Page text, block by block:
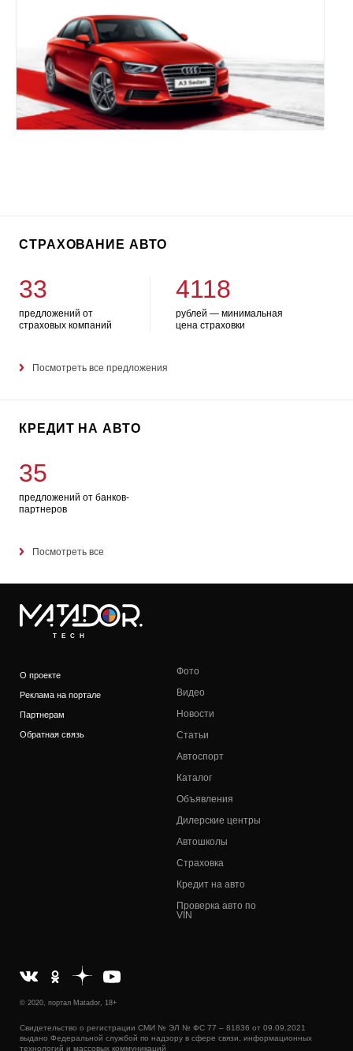
СТРАХОВАНИЕ АВТО
33
предложений от
страховых компаний
4118
рублей — минимальная
цена страховки
Посмотреть все предложения
КРЕДИТ НА АВТО
35
предложений от банков-
партнеров
Посмотреть все
TECH
О проекте
Реклама на портале
Партнерам
Обратная связь
Фото
Видео
Новости
Статьи
Автоспорт
Каталог
Объявления
Дилерские центры
Автошколы
Страховка
Кредит на авто
Проверка авто по
VIN
© 2020, портал Matador, 18+
Свидетельство о регистрации СМИ № ЭЛ № ФС 77 – 81836 от 09.09.2021
выдано Федеральной службой по надзору в сфере связи, информационных
технологий и массовых коммуникаций